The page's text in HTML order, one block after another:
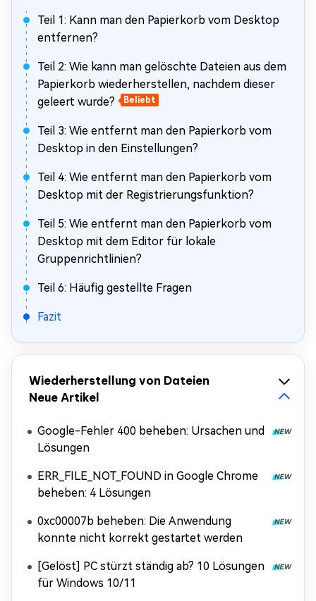
Teil 1: Kann man den Papierkorb vom Desktop
entfernen?
Teil 2: Wie kann man gelöschte Dateien aus dem
Papierkorb wiederherstellen, nachdem dieser
geleert wurde?
Beliebt
Teil 3: Wie entfernt man den Papierkorb vom
Desktop in den Einstellungen?
Teil 4: Wie entfernt man den Papierkorb vom
Desktop mit der Registrierungsfunktion?
Teil 5: Wie entfernt man den Papierkorb vom
Desktop mit dem Editor für lokale
Gruppenrichtlinien?
Teil 6: Häufig gestellte Fragen
Fazit
Wiederherstellung von Dateien
Neue Artikel
Google-Fehler 400 beheben: Ursachen und
Lösungen
ERR_FILE_NOT_FOUND in Google Chrome
beheben: 4 Lösungen
0xc00007b beheben: Die Anwendung
konnte nicht korrekt gestartet werden
[Gelöst] PC stürzt ständig ab? 10 Lösungen
für Windows 10/11